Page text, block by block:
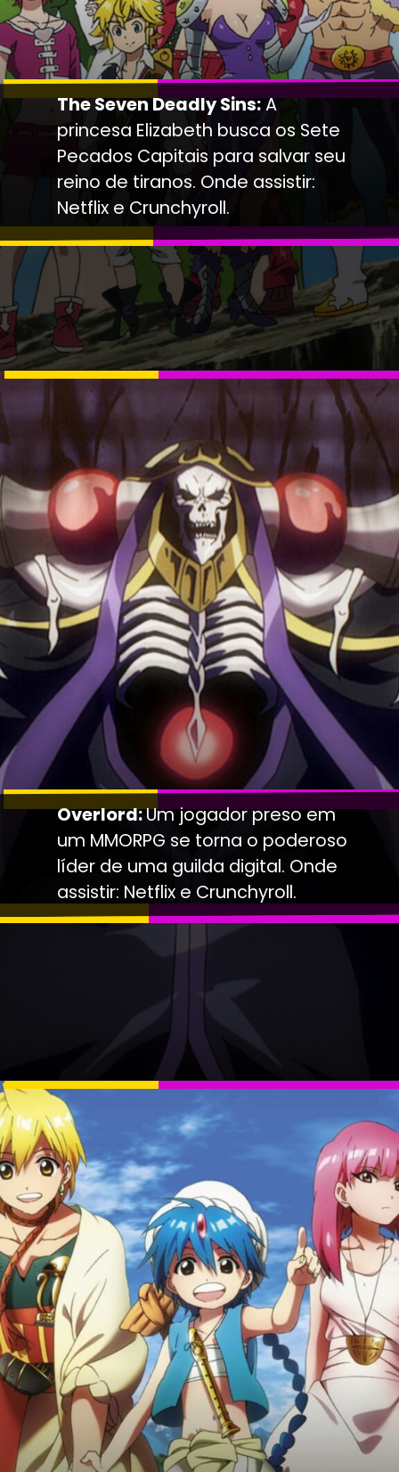
The Seven Deadly Sins:A
princesa Elizabeth busca os Sete
Pecados Capitais para salvar seu
reino de tiranos. Onde assistir:
Netflix e Crunchyroll.
Overlord:Um jogador preso em
um MMORPG se torna o poderoso
líder de uma guilda digital. Onde
assistir: Netflix e Crunchyroll.